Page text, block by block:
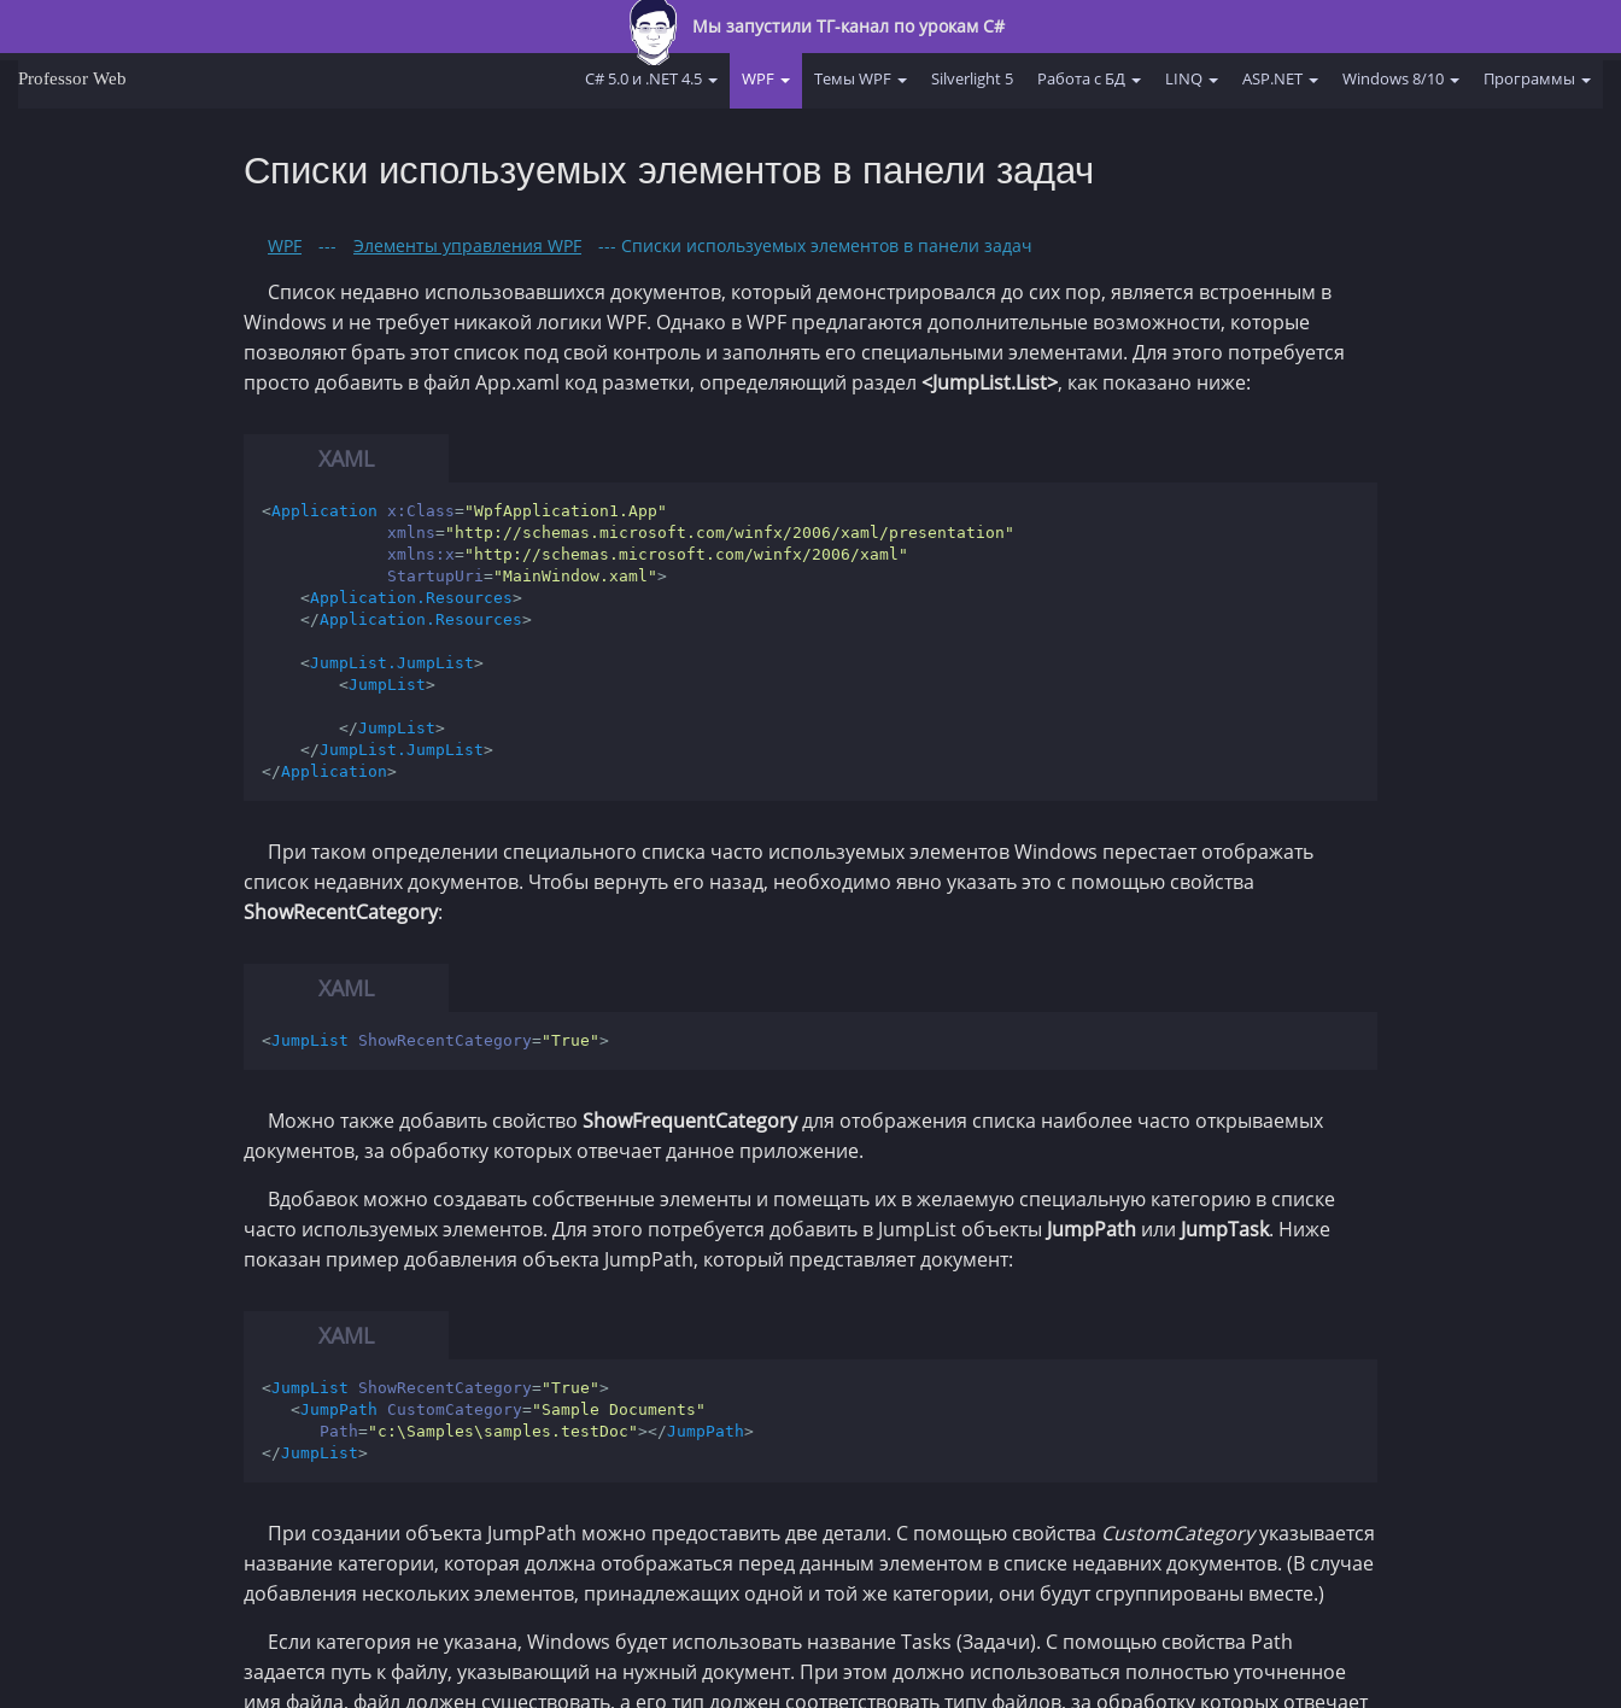
Мы запустили ТГ-канал по урокам C#
Professor Web C# 5.0 и .NET 4.5 WPF Темы WPF Silverlight 5 Работа с БД LINQ ASP.NET Windows 8/10 Программы
Списки используемых элементов в панели задач
WPF --- Элементы управления WPF --- Списки используемых элементов в панели задач
Список недавно использовавшихся документов, который демонстрировался до сих пор, является встроенным в
Windows и не требует никакой логики WPF. Однако в WPF предлагаются дополнительные возможности, которые
позволяют брать этот список под свой контроль и заполнять его специальными элементами. Для этого потребуется
просто добавить в файл App.xaml код разметки, определяющий раздел <JumpList.List>, как показано ниже:
<Application x:Class="WpfApplication1.App"
xmlns="http://schemas.microsoft.com/winfx/2006/xaml/presentation"
xmlns:x="http://schemas.microsoft.com/winfx/2006/xaml"
StartupUri="MainWindow.xaml">
<Application.Resources>
</Application.Resources>
<JumpList.JumpList>
<JumpList>
</JumpList>
</JumpList.JumpList>
</Application>
При таком определении специального списка часто используемых элементов Windows перестает отображать
список недавних документов. Чтобы вернуть его назад, необходимо явно указать это с помощью свойства
ShowRecentCategory:
<JumpList ShowRecentCategory="True">
Можно также добавить свойство ShowFrequentCategoryдля отображения списка наиболее часто открываемых
документов, за обработку которых отвечает данное приложение.
Вдобавок можно создавать собственные элементы и помещать их в желаемую специальную категорию в списке
часто используемых элементов. Для этого потребуется добавить в JumpList объекты JumpPath или JumpTask. Ниже
показан пример добавления объекта JumpPath, который представляет документ:
<JumpList ShowRecentCategory="True">
<JumpPath CustomCategory="Sample Documents"
Path="c:\Samples\samples.testDoc"></JumpPath>
</JumpList>
При создании объекта JumpPath можно предоставить две детали. С помощью свойства CustomCategoryуказывается
название категории, которая должна отображаться перед данным элементом в списке недавних документов. (В случае
добавления нескольких элементов, принадлежащих одной и той же категории, они будут сгруппированы вместе.)
Если категория не указана, Windows будет использовать название Tasks (Задачи). С помощью свойства Path
задается путь к файлу, указывающий на нужный документ. При этом должно использоваться полностью уточненное
имя файла, файл должен существовать, а его тип должен соответствовать типу файлов, за обработку которых отвечает